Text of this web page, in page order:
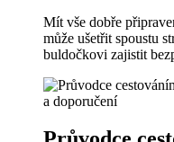
Mít vše dobře
může ušetřit spoustu
buldočkovi zajistit